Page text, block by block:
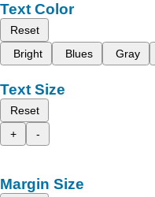
Text Color
Reset
Bright
Blues Gray
Text Size
Reset
+
-
Margin Size